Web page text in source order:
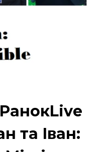
та Іван: